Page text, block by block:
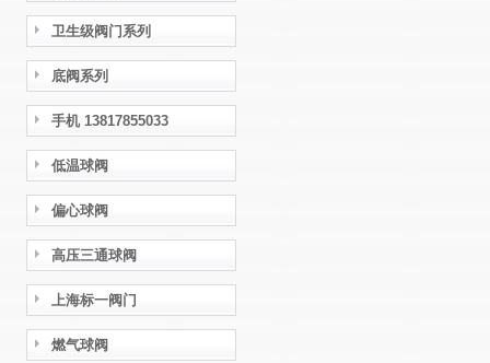
卫生级阀门系列
底阀系列
手机 13817855033
低温球阀
偏心球阀
高压三通球阀
上海标一阀门
燃气球阀